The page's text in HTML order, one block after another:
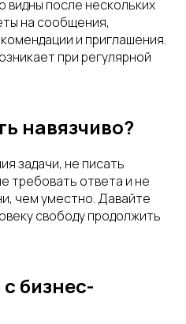
видны после нескольких
на сообщения,
и приглашения.
при регулярной
навязчиво?
задачи, не писать
требовать ответа и не
чем уместно. Давайте
свободу продолжить
бизнес-